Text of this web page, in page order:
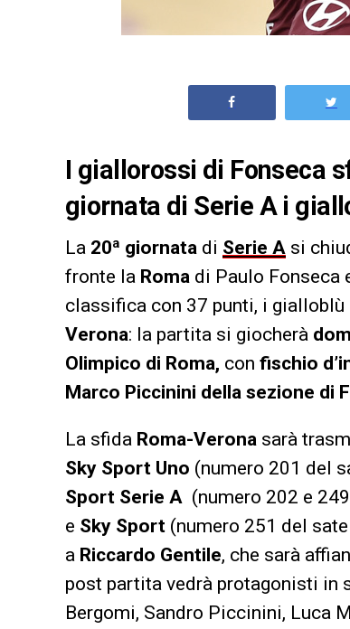
I giallorossi di Fonseca
giornata di Serie A i
La 20ª giornata di Serie A si
fronte la Roma di Paulo Fonseca
classifica con 37 punti, i
Verona: la partita si giocherà
Olimpico di Roma, con fischio
Marco Piccinini della sezione di
La sfida Roma-Verona sarà
Sky Sport Uno (numero 201 del
Sport Serie A (numero 202 e
e Sky Sport (numero 251 del
a Riccardo Gentile, che sarà
post partita vedrà protagonisti in
Bergomi, Sandro Piccinini, Luca